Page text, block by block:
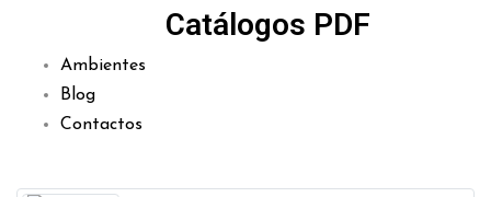
Catálogos PDF
Ambientes
Blog
Contactos